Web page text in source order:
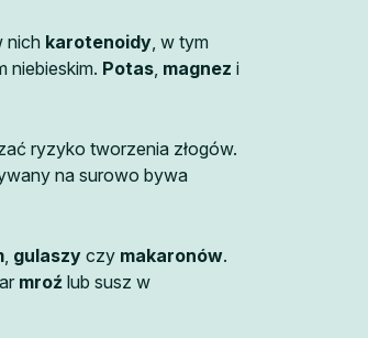
nich karotenoidy, w tym
niebieskim. Potas, magnez i
ryzyko tworzenia złogów.
na surowo bywa
, gulaszy czy makaronów.
mroź lub susz w